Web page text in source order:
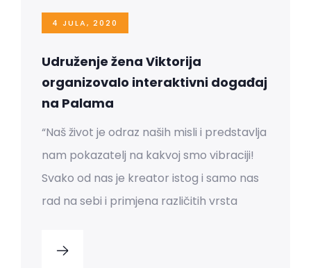
4 JULA, 2020
Udruženje žena Viktorija
organizovalo interaktivni događaj
na Palama
“Naš život je odraz naših misli i predstavlja
nam pokazatelj na kakvoj smo vibraciji!
Svako od nas je kreator istog i samo nas
rad na sebi i primjena različitih vrsta